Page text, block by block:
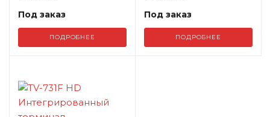
Под заказ
ПОДРОБНЕЕ
Под заказ
ПОДРОБНЕЕ